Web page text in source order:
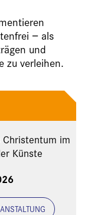
− als
und
zu verleihen.
Christentum im
Künste